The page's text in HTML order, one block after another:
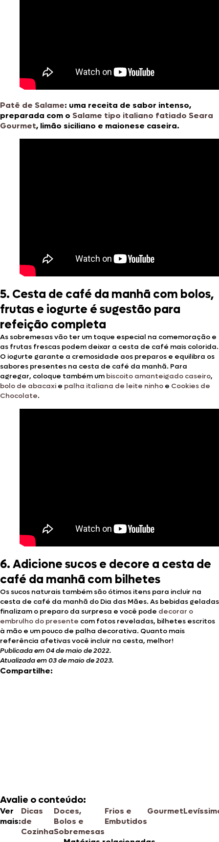
Patê de Salame: uma receita de sabor intenso,
preparada com o Salame tipo italiano fatiado Seara
Gourmet, limão siciliano e maionese caseira.
5. Cesta de café da manhã com bolos,
frutas e iogurte é sugestão para
refeição completa
As sobremesas vão ter um toque especial na comemoração e
as frutas frescas podem deixar a cesta de café mais colorida.
O iogurte garante a cremosidade aos preparos e equilibra os
sabores presentes na cesta de café da manhã. Para
agregar, coloque também um biscoito amanteigado caseiro,
bolo de abacaxi e palha italiana de leite ninho e Cookies de
Chocolate.
6. Adicione sucos e decore a cesta de
café da manhã com bilhetes
Os sucos naturais também são ótimos itens para incluir na
cesta de café da manhã do Dia das Mães. As bebidas geladas
finalizam o preparo da surpresa e você pode decorar o
embrulho do presente com fotos reveladas, bilhetes escritos
à mão e um pouco de palha decorativa. Quanto mais
referência afetivas você incluir na cesta, melhor!
Publicada em 04 de maio de 2022.
Atualizada em 03 de maio de 2023.
Compartilhe:
Avalie o conteúdo:
Ver
mais:
Dicas
de
Cozinha
Doces,
Bolos e
Sobremesas
Frios e
Embutidos
Gourmet